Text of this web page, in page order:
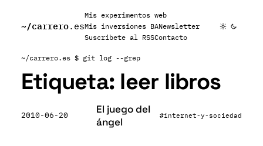
~/carrero.es
Mis experimentos web
Mis inversiones BANewsletter
Suscribete al RSSContacto
~/carrero.es $ git log --grep
Etiqueta: leer libros
2010-06-20
El juego del
ángel
#internet-y-sociedad